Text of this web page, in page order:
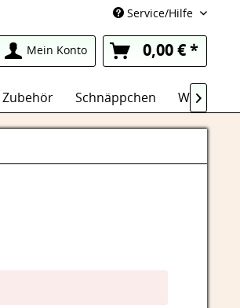
Service/Hilfe
Mein Konto 0,00 € *
Zubehör Schnäppchen 